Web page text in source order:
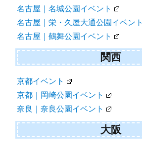
名古屋｜名城公園イベント
名古屋｜栄・久屋大通公園イベント
名古屋｜鶴舞公園イベント
関西
京都イベント
京都｜岡崎公園イベント
奈良｜奈良公園イベント
大阪